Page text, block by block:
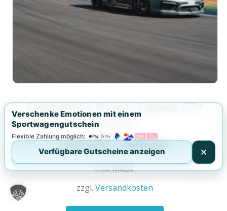
Gutschein für Porsche Cayman GT4
Renntaxi
€319,00–€468,00
inkl. MwSt.
zzgl. Versandkosten
Dieses
Verschenke Emotionen mit einem
Sportwagengutschein
Flexible Zahlung möglich:
Verfügbare Gutscheine anzeigen